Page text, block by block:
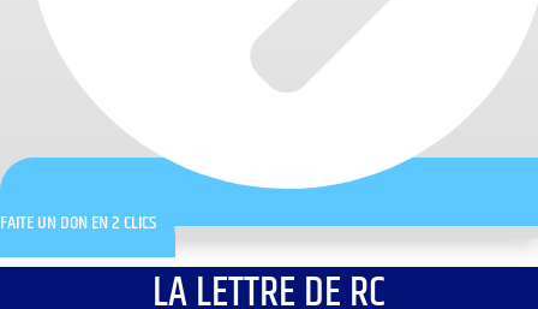
FAITE UN DON EN 2 CLICS
LA LETTRE DE RC